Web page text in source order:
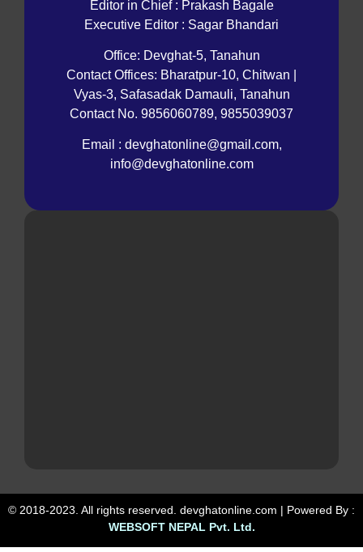
Editor in Chief : Prakash Bagale
Executive Editor : Sagar Bhandari
Office: Devghat-5, Tanahun
Contact Offices: Bharatpur-10, Chitwan |
Vyas-3, Safasadak Damauli, Tanahun
Contact No. 9856060789, 9855039037
Email : devghatonline@gmail.com,
info@devghatonline.com
© 2018-2023. All rights reserved. devghatonline.com | Powered By :
WEBSOFT NEPAL Pvt. Ltd.